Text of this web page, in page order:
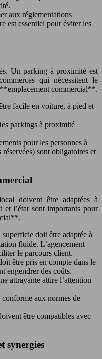
aux réglementations
est essentiel pour éviter les
Un parking à proximité est
qui nécessitent le
commercial**.
facile en voiture, à pied et
parkings à proximité
pour les personnes à
sont obligatoires et
doivent être adaptées à
et l’état sont importants pour
superficie doit être adaptée à
fluide. L’agencement
le parcours client.
être pris en compte dans le
engendrer des coûts.
attrayante attire l’attention
aux normes de
être compatibles avec
synergies